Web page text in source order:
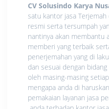
CV Solusindo Karya
satu kantor jasa
resmi serta tersumpah
nantinya akan membantu
memberi yang terbaik
penerjemahan yang di
dan sesuai dengan
oleh masing-masing
mengapa anda di
pemakaian layanan jasa